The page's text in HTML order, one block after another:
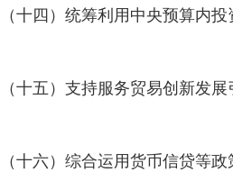
（十四）统筹利用中央预算内
（十五）支持服务贸易创新发
（十六）综合运用货币信贷等